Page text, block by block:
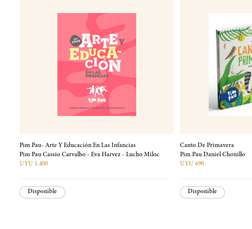
Pim Pau- Arte Y Educación En Las Infancias
Pim Pau Cassio Carvalho - Eva Harvez - Lucho Miloc
UYU 1.400
Disponible
Canto De Primavera
Pim Pau Daniel Chonillo
UYU 690
Disponible